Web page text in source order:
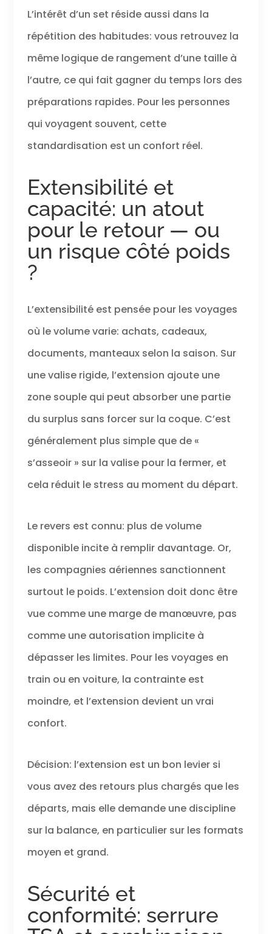
L’intérêt d’un set réside aussi dans la
répétition des habitudes: vous retrouvez la
même logique de rangement d’une taille à
l’autre, ce qui fait gagner du temps lors des
préparations rapides. Pour les personnes
qui voyagent souvent, cette
standardisation est un confort réel.
Extensibilité et
capacité: un atout
pour le retour — ou
un risque côté poids
?
L’extensibilité est pensée pour les voyages
où le volume varie: achats, cadeaux,
documents, manteaux selon la saison. Sur
une valise rigide, l’extension ajoute une
zone souple qui peut absorber une partie
du surplus sans forcer sur la coque. C’est
généralement plus simple que de «
s’asseoir » sur la valise pour la fermer, et
cela réduit le stress au moment du départ.
Le revers est connu: plus de volume
disponible incite à remplir davantage. Or,
les compagnies aériennes sanctionnent
surtout le poids. L’extension doit donc être
vue comme une marge de manœuvre, pas
comme une autorisation implicite à
dépasser les limites. Pour les voyages en
train ou en voiture, la contrainte est
moindre, et l’extension devient un vrai
confort.
Décision: l’extension est un bon levier si
vous avez des retours plus chargés que les
départs, mais elle demande une discipline
sur la balance, en particulier sur les formats
moyen et grand.
Sécurité et
conformité: serrure